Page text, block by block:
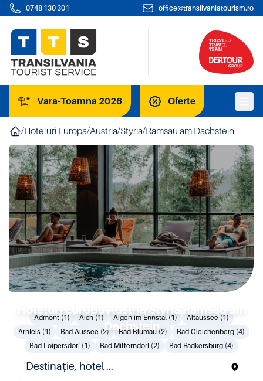
0748 130 301 office@transilvaniatourism.ro
Vara-Toamna 2026 Oferte
/Hoteluri Europa/Austria/Styria/Ramsau am Dachstein
Hoteluri Europa Austria Styria Ramsau am
Dachstein
Admont (1) Aich (1) Aigen im Ennstal (1)
Altaussee (1)
Arnfels (1)
Bad Aussee (2) Bad Blumau (2)
Bad Gleichenberg (4)
Bad Loipersdorf (1)
Bad Mitterndorf (2)
Bad Radkersburg (4)
Bad Waltersdorf (2)
Deutschlandsberg (1)
Eibiswald (1)